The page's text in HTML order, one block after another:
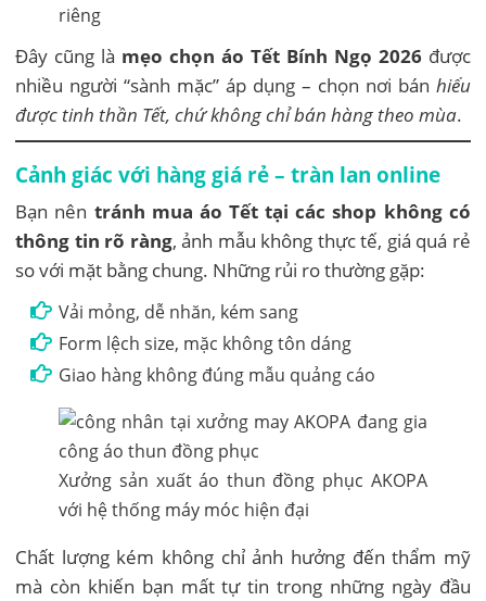
riêng
Đây cũng là mẹo chọn áo Tết Bính Ngọ 2026được
nhiều người “sành mặc” áp dụng – chọn nơi bán hiểu
được tinh thần Tết, chứ không chỉ bán hàng theo mùa.
Cảnh giác với hàng giá rẻ – tràn lan online
Bạn nên tránh mua áo Tết tại các shop không có
thông tin rõ ràng, ảnh mẫu không thực tế, giá quá rẻ
so với mặt bằng chung. Những rủi ro thường gặp:
Vải mỏng, dễ nhăn, kém sang
Form lệch size, mặc không tôn dáng
Giao hàng không đúng mẫu quảng cáo
Xưởng sản xuất áo thun đồng phục AKOPA
với hệ thống máy móc hiện đại
Chất lượng kém không chỉ ảnh hưởng đến thẩm mỹ
mà còn khiến bạn mất tự tin trong những ngày đầu